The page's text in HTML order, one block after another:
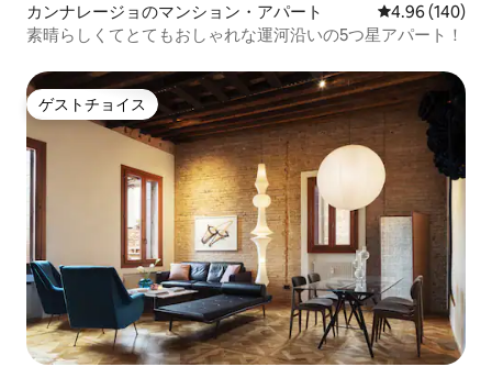
カンナレージョのマンション・アパート レビュー140
4.96 (140)
素晴らしくてとてもおしゃれな運河沿いの5つ星アパート！
ゲストチョイス
ゲストチョイス